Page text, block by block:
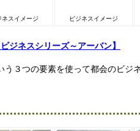
ネスイメージ ビジネスイメージ
ジネスシリーズ～アーバン】
う３つの要素を使って都会のビジ